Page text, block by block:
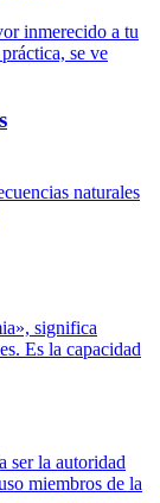
inmerecido a tu
se ve
naturales
significa
Es la capacidad
ser la autoridad
miembros de la